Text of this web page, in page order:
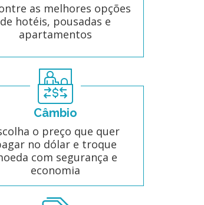
as melhores opções
de hotéis, pousadas e
apartamentos
Câmbio
o preço que quer
no dólar e troque
com segurança e
economia